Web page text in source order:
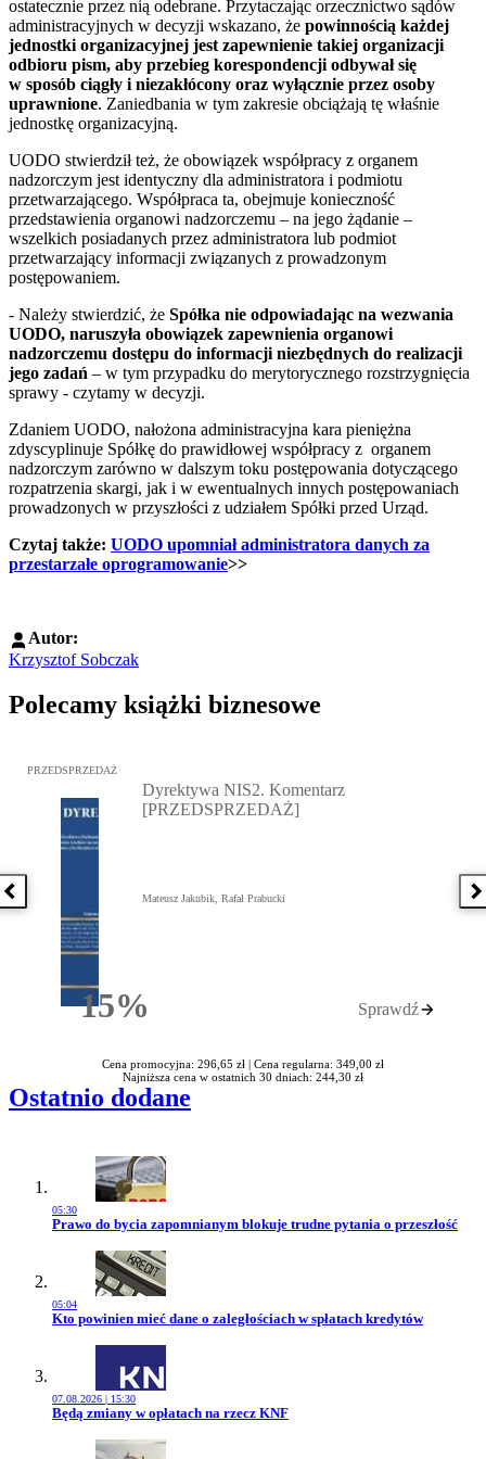
ostatecznie przez nią odebrane. Przytaczając orzecznictwo sądów
administracyjnych w decyzji wskazano, że powinnością każdej
jednostki organizacyjnej jest zapewnienie takiej organizacji
odbioru pism, aby przebieg korespondencji odbywał się
w sposób ciągły i niezakłócony oraz wyłącznie przez osoby
uprawnione. Zaniedbania w tym zakresie obciążają tę właśnie
jednostkę organizacyjną.
UODO stwierdził też, że obowiązek współpracy z organem
nadzorczym jest identyczny dla administratora i podmiotu
przetwarzającego. Współpraca ta, obejmuje konieczność
przedstawienia organowi nadzorczemu – na jego żądanie –
wszelkich posiadanych przez administratora lub podmiot
przetwarzający informacji związanych z prowadzonym
postępowaniem.
- Należy stwierdzić, że Spółka nie odpowiadając na wezwania
UODO, naruszyła obowiązek zapewnienia organowi
nadzorczemu dostępu do informacji niezbędnych do realizacji
jego zadań – w tym przypadku do merytorycznego rozstrzygnięcia
sprawy - czytamy w decyzji.
Zdaniem UODO, nałożona administracyjna kara pieniężna
zdyscyplinuje Spółkę do prawidłowej współpracy z organem
nadzorczym zarówno w dalszym toku postępowania dotyczącego
rozpatrzenia skargi, jak i w ewentualnych innych postępowaniach
prowadzonych w przyszłości z udziałem Spółki przed Urząd.
Czytaj także: UODO upomniał administratora danych za
przestarzałe oprogramowanie>>
Autor:
Krzysztof Sobczak
Polecamy książki biznesowe
Poprzednia książka
Przejdź do: Dyrektywa NIS2. Komentarz [PRZEDSPRZEDAŻ],
PRZEDSPRZEDAŻ
15%Rabatu
Dyrektywa NIS2. Komentarz
[PRZEDSPRZEDAŻ]
Mateusz Jakubik, Rafał Prabucki
Sprawdź
Cena promocyjna: 296,65 zł | Cena regularna: 349,00 zł
Najniższa cena w ostatnich 30 dniach: 244,30 zł
Ostatnio dodane
05:30
Przejdź do artykułu:
Prawo do bycia zapomnianym blokuje trudne pytania o przeszłość
05:04
Przejdź do artykułu:
Kto powinien mieć dane o zaległościach w spłatach kredytów
07.08.2026 | 15:30
Przejdź do artykułu:
Będą zmiany w opłatach na rzecz KNF